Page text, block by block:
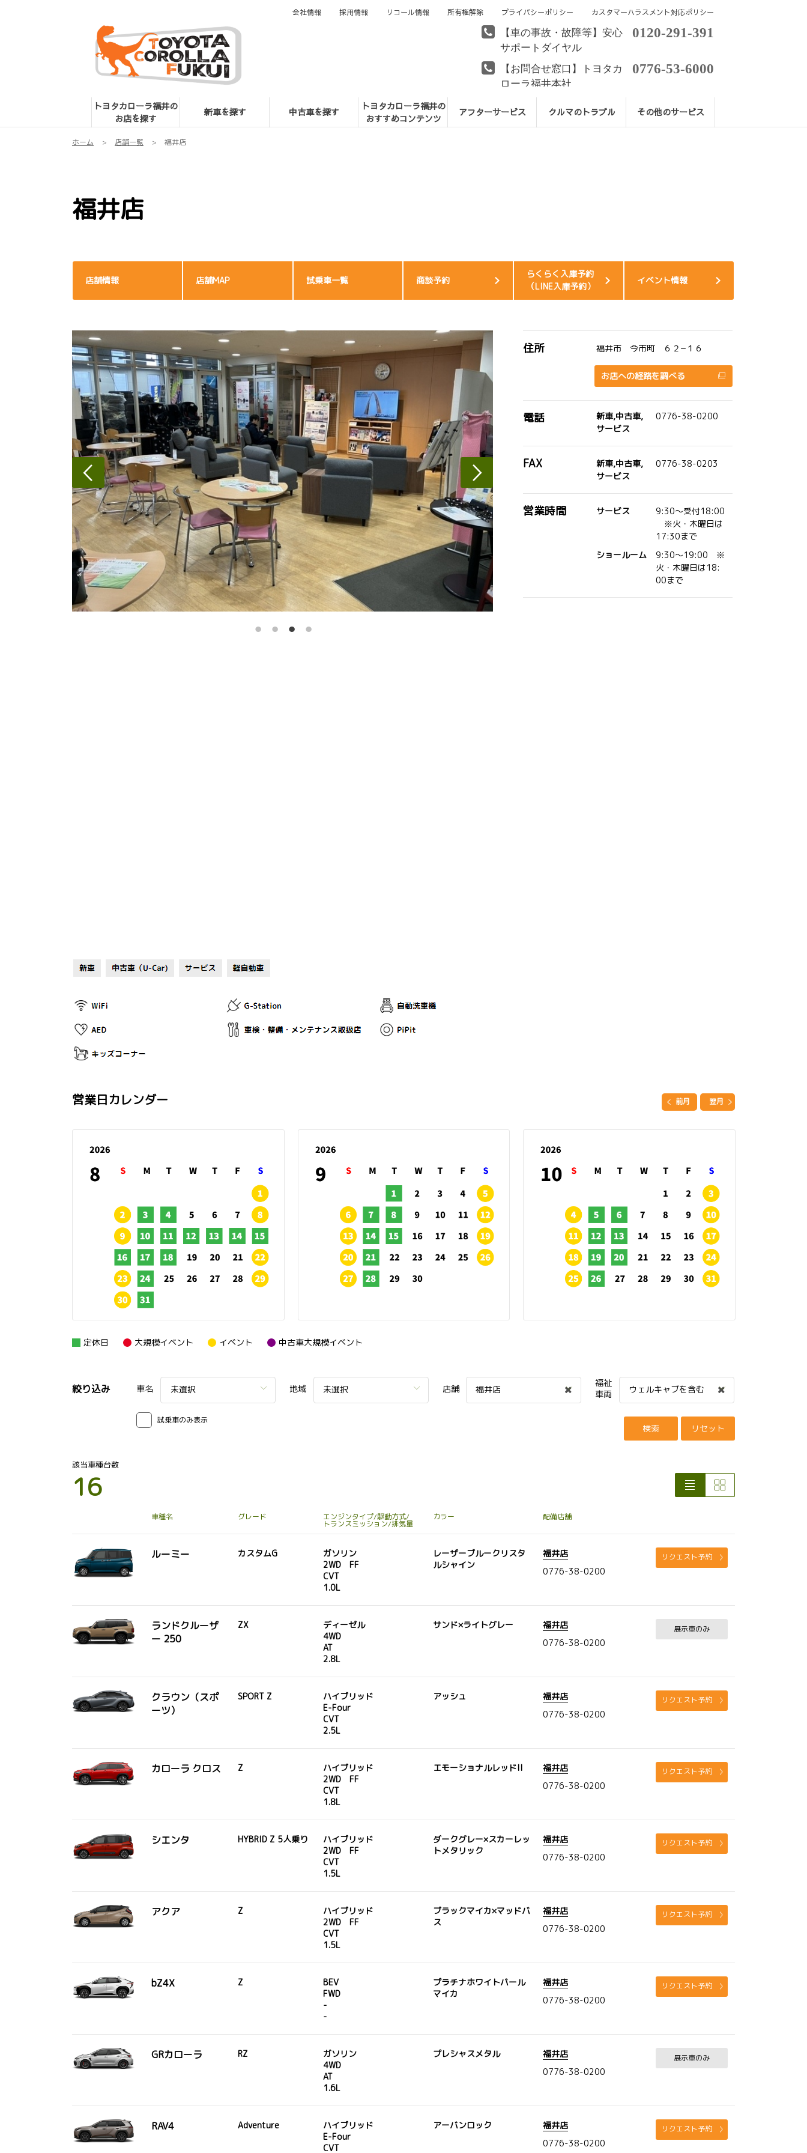
【車の事故・故障等】安心
サポートダイヤル
0120-291-391
【お問合せ窓口】トヨタカ
ローラ福井本社
0776-53-6000
トヨタカローラ福井の
お店を探す
新車を探す 中古車を探す
トヨタカローラ福井の
おすすめコンテンツ
アフターサービス クルマのトラブル その他のサービス
会社情報 採用情報 リコール情報 所有権解除 プライバシーポリシー カスタマーハラスメント対応ポリシー
ホーム 店舗一覧 福井店
福井店
店舗情報 店舗MAP 試乗車一覧 商談予約
らくらく入庫予約
（LINE入庫予約）
イベント情報
住所 福井市 今市町 ６２−１６
お店への経路を調べる
電話
新車,中古車,
サービス
0776-38-0200
FAX
新車,中古車,
サービス
0776-38-0203
営業時間 サービス
9:30～受付18:00
※火・木曜日は
17:30まで
ショールーム
9:30～19:00 ※
火・木曜日は18:
00まで
営業日カレンダー 前月 翌月
定休日 大規模イベント イベント 中古車大規模イベント
絞り込み 車名 未選択 地域 未選択 店舗 福井店
福祉
車両
ウェルキャブを含む
試乗車のみ表示
検索 リセット
該当車種台数
16
車種名 グレード エンジンタイプ/駆動方式/
トランスミッション/排気量
カラー 配備店舗
ルーミー カスタムG
ガソリン
2WD FF
CVT
1.0L
レーザーブルークリスタ
ルシャイン
福井店
0776-38-0200
リクエスト予約
ランドクルーザ
ー 250
ZX
ディーゼル
4WD
AT
2.8L
サンド×ライトグレー
福井店
0776-38-0200
展示車のみ
クラウン（スポ
ーツ）
SPORT Z
ハイブリッド
E-Four
CVT
2.5L
アッシュ
福井店
0776-38-0200
リクエスト予約
カローラ クロス Z
ハイブリッド
2WD FF
CVT
1.8L
エモーショナルレッドII
福井店
0776-38-0200
リクエスト予約
シエンタ HYBRID Z 5人乗り
ハイブリッド
2WD FF
CVT
1.5L
ダークグレー×スカーレッ
トメタリック
福井店
0776-38-0200
リクエスト予約
アクア Z
ハイブリッド
2WD FF
CVT
1.5L
ブラックマイカ×マッドバ
ス
福井店
0776-38-0200
リクエスト予約
bZ4X Z
BEV
FWD
-
-
プラチナホワイトパール
マイカ
福井店
0776-38-0200
リクエスト予約
GRカローラ RZ
ガソリン
4WD
AT
1.6L
プレシャスメタル
福井店
0776-38-0200
展示車のみ
RAV4 Adventure
ハイブリッド
E-Four
CVT
アーバンロック
福井店
0776-38-0200
リクエスト予約